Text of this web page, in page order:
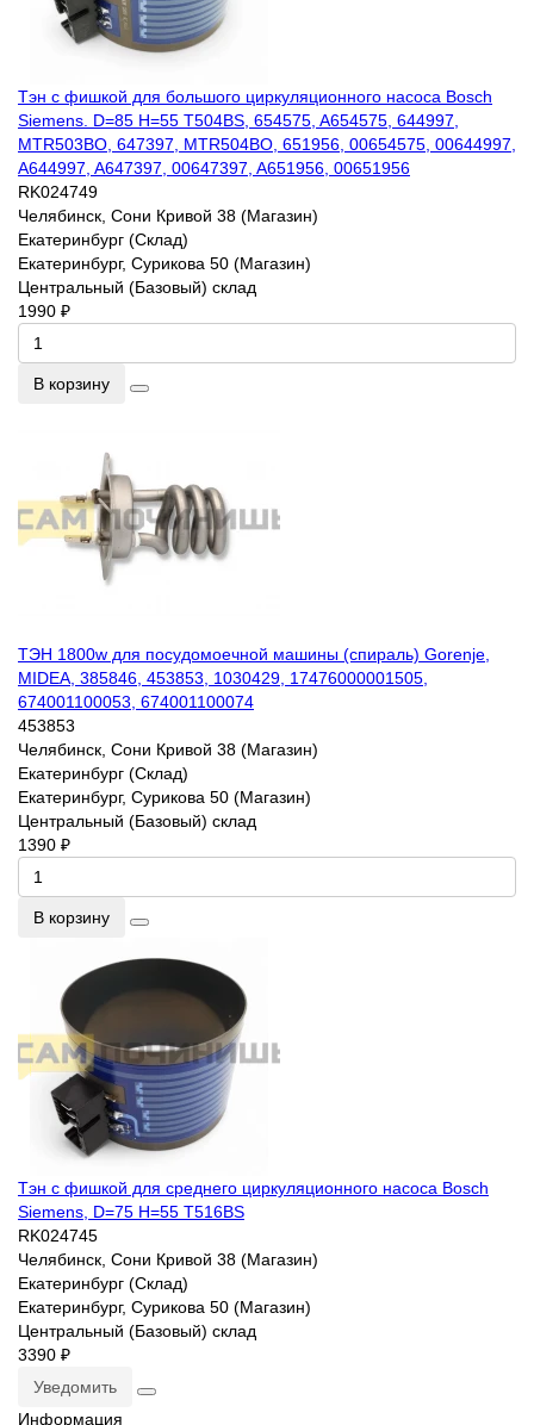
Тэн с фишкой для большого циркуляционного насоса Bosch
Siemens. D=85 H=55 T504BS, 654575, A654575, 644997,
MTR503BO, 647397, MTR504BO, 651956, 00654575, 00644997,
A644997, A647397, 00647397, A651956, 00651956
RK024749
Челябинск, Сони Кривой 38 (Магазин)
Екатеринбург (Склад)
Екатеринбург, Сурикова 50 (Магазин)
Центральный (Базовый) склад
1990 ₽
В корзину
ТЭН 1800w для посудомоечной машины (спираль) Gorenje,
MIDEA, 385846, 453853, 1030429, 17476000001505,
674001100053, 674001100074
453853
Челябинск, Сони Кривой 38 (Магазин)
Екатеринбург (Склад)
Екатеринбург, Сурикова 50 (Магазин)
Центральный (Базовый) склад
1390 ₽
В корзину
Тэн с фишкой для среднего циркуляционного насоса Bosch
Siemens, D=75 H=55 T516BS
RK024745
Челябинск, Сони Кривой 38 (Магазин)
Екатеринбург (Склад)
Екатеринбург, Сурикова 50 (Магазин)
Центральный (Базовый) склад
3390 ₽
Уведомить
Информация